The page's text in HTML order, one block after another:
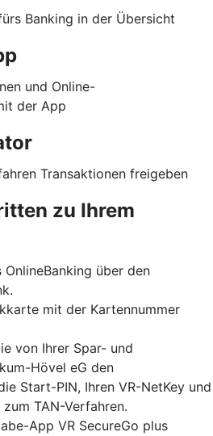
Banking in der Übersicht
und Online-
der App
Transaktionen freigeben
zu Ihrem
OnlineBanking über den
mit der Kartennummer
von Ihrer Spar- und
Hövel eG den
Start-PIN, Ihren VR-NetKey und
TAN-Verfahren.
App VR SecureGo plus